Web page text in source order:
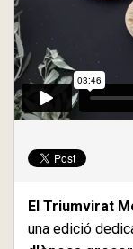
El Triumvirat
una edició